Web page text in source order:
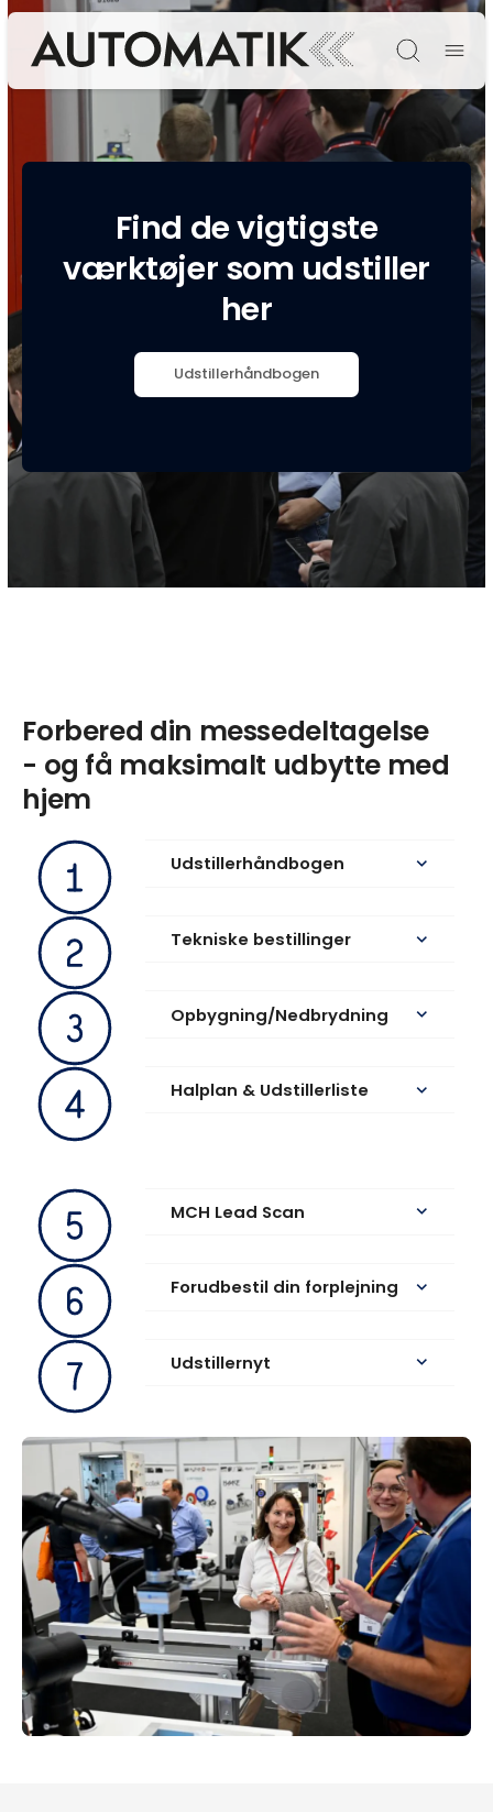
Søg
Find de vigtigste
værktøjer som udstiller
her
Udstillerhåndbogen
Forbered din messedeltagelse
- og få maksimalt udbytte med
hjem
Udstillerhåndbogen keyboard_arrow_down
Tekniske bestillinger keyboard_arrow_down
Opbygning/Nedbrydning keyboard_arrow_down
Halplan & Udstillerliste keyboard_arrow_down
MCH Lead Scan keyboard_arrow_down
Forudbestil din forplejning keyboard_arrow_down
Udstillernyt keyboard_arrow_down